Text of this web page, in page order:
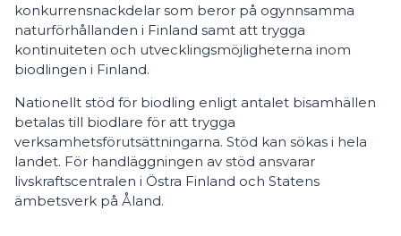
konkurrensnackdelar som beror på ogynnsamma
naturförhållanden i Finland samt att trygga
kontinuiteten och utvecklingsmöjligheterna inom
biodlingen i Finland.
Nationellt stöd för biodling enligt antalet bisamhällen
betalas till biodlare för att trygga
verksamhetsförutsättningarna. Stöd kan sökas i hela
landet. För handläggningen av stöd ansvarar
livskraftscentralen i Östra Finland och Statens
ämbetsverk på Åland.